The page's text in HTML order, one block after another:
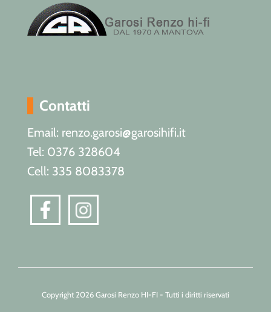
Contatti
Email: renzo.garosi@garosihifi.it
Tel: 0376 328604
Cell: 335 8083378
Copyright 2026 Garosi Renzo HI-FI - Tutti i diritti riservati